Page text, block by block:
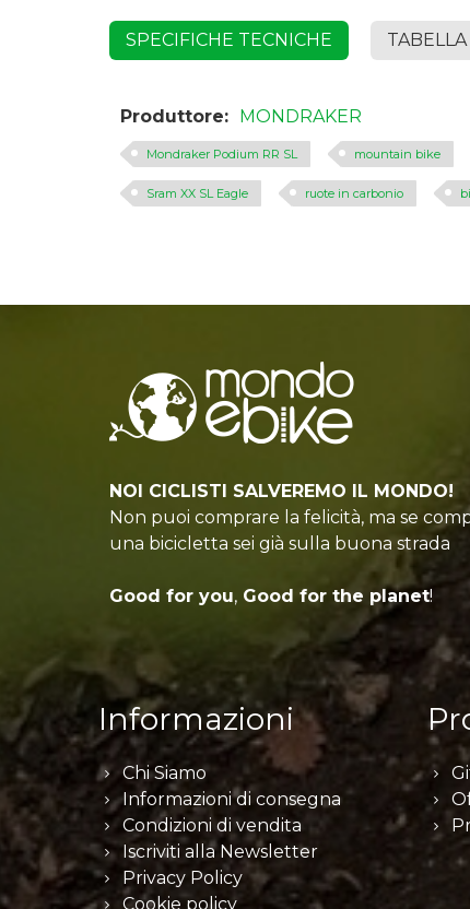
SPECIFICHE TECNICHE
Produttore: MONDRAKER
Mondraker Podium RR SL mountain bike
Sram XX SL Eagle ruote in carbonio
NOI CICLISTI SALVEREMO IL MONDO!
Non puoi comprare la felicità, ma se
una bicicletta sei già sulla buona strada
Good for you, Good for the planet!
Informazioni
Chi Siamo
Informazioni di consegna
Condizioni di vendita
Iscriviti alla Newsletter
Privacy Policy
Cookie policy